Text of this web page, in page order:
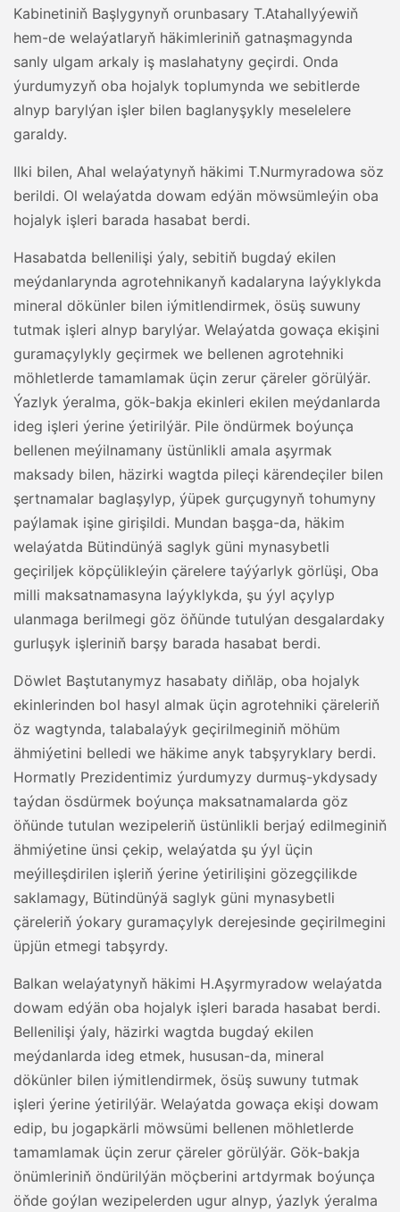
Kabinetiniň Başlygynyň orunbasary T.Atahallyýewiň
hem-de welaýatlaryň häkimleriniň gatnaşmagynda
sanly ulgam arkaly iş maslahatyny geçirdi. Onda
ýurdumyzyň oba hojalyk toplumynda we sebitlerde
alnyp barylýan işler bilen baglanyşykly meselelere
garaldy.
Ilki bilen, Ahal welaýatynyň häkimi T.Nurmyradowa söz
berildi. Ol welaýatda dowam edýän möwsümleýin oba
hojalyk işleri barada hasabat berdi.
Hasabatda bellenilişi ýaly, sebitiň bugdaý ekilen
meýdanlarynda agrotehnikanyň kadalaryna laýyklykda
mineral dökünler bilen iýmitlendirmek, ösüş suwuny
tutmak işleri alnyp barylýar. Welaýatda gowaça ekişini
guramaçylykly geçirmek we bellenen agrotehniki
möhletlerde tamamlamak üçin zerur çäreler görülýär.
Ýazlyk ýeralma, gök-bakja ekinleri ekilen meýdanlarda
ideg işleri ýerine ýetirilýär. Pile öndürmek boýunça
bellenen meýilnamany üstünlikli amala aşyrmak
maksady bilen, häzirki wagtda pileçi kärendeçiler bilen
şertnamalar baglaşylyp, ýüpek gurçugynyň tohumyny
paýlamak işine girişildi. Mundan başga-da, häkim
welaýatda Bütindünýä saglyk güni mynasybetli
geçiriljek köpçülikleýin çärelere taýýarlyk görlüşi, Oba
milli maksatnamasyna laýyklykda, şu ýyl açylyp
ulanmaga berilmegi göz öňünde tutulýan desgalardaky
gurluşyk işleriniň barşy barada hasabat berdi.
Döwlet Baştutanymyz hasabaty diňläp, oba hojalyk
ekinlerinden bol hasyl almak üçin agrotehniki çäreleriň
öz wagtynda, talabalaýyk geçirilmeginiň möhüm
ähmiýetini belledi we häkime anyk tabşyryklary berdi.
Hormatly Prezidentimiz ýurdumyzy durmuş-ykdysady
taýdan ösdürmek boýunça maksatnamalarda göz
öňünde tutulan wezipeleriň üstünlikli berjaý edilmeginiň
ähmiýetine ünsi çekip, welaýatda şu ýyl üçin
meýilleşdirilen işleriň ýerine ýetirilişini gözegçilikde
saklamagy, Bütindünýä saglyk güni mynasybetli
çäreleriň ýokary guramaçylyk derejesinde geçirilmegini
üpjün etmegi tabşyrdy.
Balkan welaýatynyň häkimi H.Aşyrmyradow welaýatda
dowam edýän oba hojalyk işleri barada hasabat berdi.
Bellenilişi ýaly, häzirki wagtda bugdaý ekilen
meýdanlarda ideg etmek, hususan-da, mineral
dökünler bilen iýmitlendirmek, ösüş suwuny tutmak
işleri ýerine ýetirilýär. Welaýatda gowaça ekişi dowam
edip, bu jogapkärli möwsümi bellenen möhletlerde
tamamlamak üçin zerur çäreler görülýär. Gök-bakja
önümleriniň öndürilýän möçberini artdyrmak boýunça
öňde goýlan wezipelerden ugur alnyp, ýazlyk ýeralma